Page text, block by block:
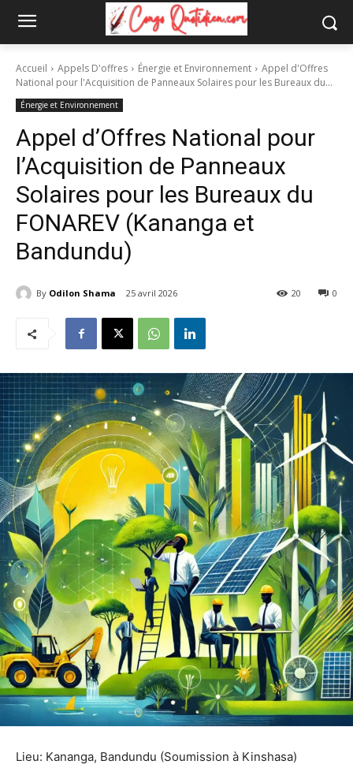
Accueil Appels D'offres Énergie et Environnement
Appel d'Offres
National pour l'Acquisition de Panneaux Solaires pour les Bureaux du...
Énergie et Environnement
Appel d’Offres National pour
l’Acquisition de Panneaux
Solaires pour les Bureaux du
FONAREV (Kananga et
Bandundu)
By Odilon Shama 25 avril 2026 0
20
Lieu: Kananga, Bandundu (Soumission à Kinshasa)